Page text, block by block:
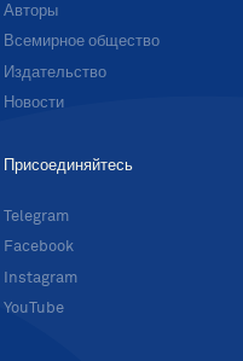
Авторы
Всемирное общество
Издательство
Новости
Присоединяйтесь
Telegram
Facebook
Instagram
YouTube